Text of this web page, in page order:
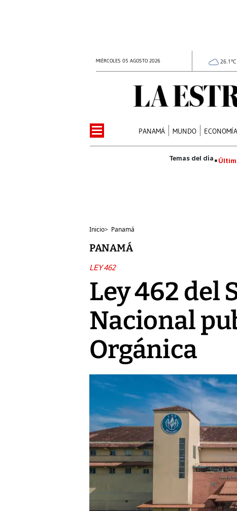
MIÉRCOLES 05 AGOSTO 2026
PANAMÁ MUNDO ECONOMÍA
Inicio> Panamá
PANAMÁ
LEY 462
Ley 462 del
Nacional
Orgánica